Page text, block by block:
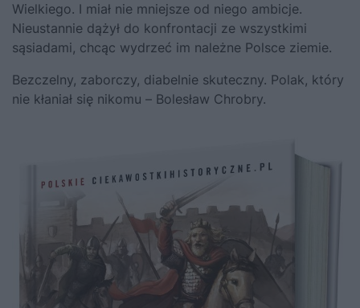
Wielkiego. I miał nie mniejsze od niego ambicje.
Nieustannie dążył do konfrontacji ze wszystkimi
sąsiadami, chcąc wydrzeć im należne Polsce ziemie.
Bezczelny, zaborczy, diabelnie skuteczny. Polak, który
nie kłaniał się nikomu – Bolesław Chrobry.